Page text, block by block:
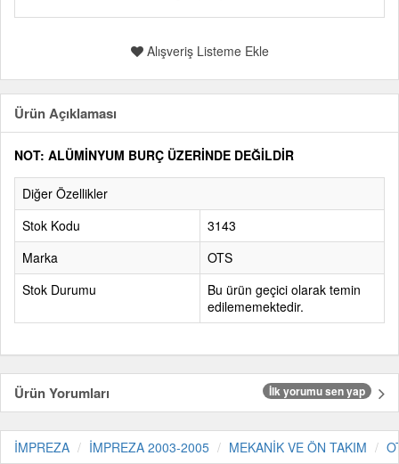
Alışveriş Listeme Ekle
Ürün Açıklaması
NOT: ALÜMİNYUM BURÇ ÜZERİNDE DEĞİLDİR
Diğer Özellikler
Stok Kodu
3143
Marka
OTS
Stok Durumu
Bu ürün geçici olarak temin
edilememektedir.
Ürün Yorumları İlk yorumu sen yap
İMPREZA İMPREZA 2003-2005 MEKANİK VE ÖN TAKIM